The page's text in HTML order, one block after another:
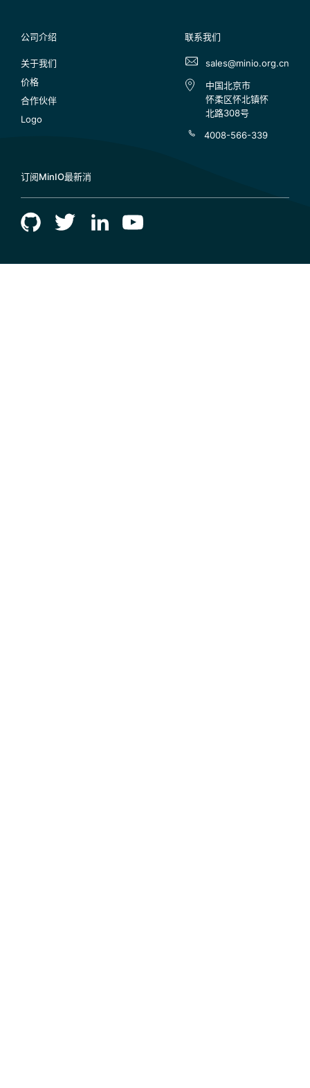
公司介绍
关于我们
价格
合作伙伴
Logo
联系我们
sales@minio.org.cn
中国北京市
怀柔区怀北镇怀
北路308号
4008-566-339
订阅MinIO最新消